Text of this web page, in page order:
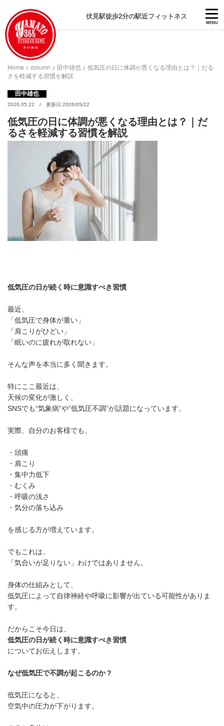
伏見駅徒歩2分の駅近フィットネス
MENU
Home > column > 田中雄也 > 低気圧の日に体調が悪くなる理由とは？｜だる
さを軽減する習慣を解説
田中雄也
2026.05.22 / 更新日:2026/05/22
低気圧の日に体調が悪くなる理由とは？｜だ
るさを軽減する習慣を解説
低気圧の日が続く時に意識すべき習慣
最近、
「低気圧で身体が重い」
「肩こりがひどい」
「眠いのに疲れが取れない」
そんな声を本当に多く聞きます。
特にここ最近は、
天候の変化が激しく、
SNSでも“気象病”や“低気圧不調”が話題になっています。
実際、自分のお客様でも、
・頭痛
・肩こり
・集中力低下
・むくみ
・呼吸の浅さ
・気分の落ち込み
を感じる方が増えています。
でもこれは、
「気合いが足りない」わけではありません。
身体の仕組みとして、
低気圧によって自律神経や呼吸に影響が出ている可能性がありま
す。
だからこそ今日は、
低気圧の日が続く時に意識すべき習慣
についてお伝えします。
なぜ低気圧で不調が起こるのか？
低気圧になると、
空気中の圧力が下がります。